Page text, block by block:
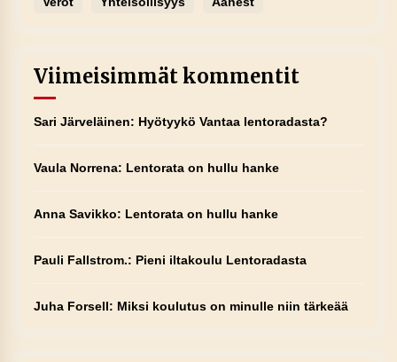
Viimeisimmät kommentit
Sari Järveläinen: Hyötyykö Vantaa lentoradasta?
Vaula Norrena: Lentorata on hullu hanke
Anna Savikko: Lentorata on hullu hanke
Pauli Fallstrom.: Pieni iltakoulu Lentoradasta
Juha Forsell: Miksi koulutus on minulle niin tärkeää